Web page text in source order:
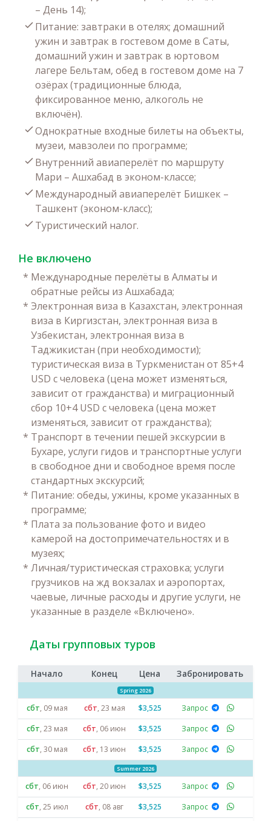
– День 14);
Питание: завтраки в отелях; домашний
ужин и завтрак в гостевом доме в Саты,
домашний ужин и завтрак в юртовом
лагере Бельтам, обед в гостевом доме на 7
озёрах (традиционные блюда,
фиксированное меню, алкоголь не
включён).
Однократные входные билеты на объекты,
музеи, мавзолеи по программе;
Внутренний авиаперелёт по маршруту
Мари – Ашхабад в эконом-классе;
Международный авиаперелёт Бишкек –
Ташкент (эконом-класс);
Туристический налог.
Не включено
* Международные перелёты в Алматы и
обратные рейсы из Ашхабада;
* Электронная виза в Казахстан, электронная
виза в Киргизстан, электронная виза в
Узбекистан, электронная виза в
Таджикистан (при необходимости);
туристическая виза в Туркменистан от 85+4
USD с человека (цена может изменяться,
зависит от гражданства) и миграционный
сбор 10+4 USD с человека (цена может
изменяться, зависит от гражданства);
* Транспорт в течении пешей экскурсии в
Бухаре, услуги гидов и транспортные услуги
в свободное дни и свободное время после
стандартных экскурсий;
* Питание: обеды, ужины, кроме указанных в
программе;
* Плата за пользование фото и видео
камерой на достопримечательностях и в
музеях;
* Личная/туристическая страховка; услуги
грузчиков на жд вокзалах и аэропортах,
чаевые, личные расходы и другие услуги, не
указанные в разделе «Включено».
Даты групповых туров
Начало Конец Цена Забронировать
Spring 2026
сбт, 09 мая сбт, 23 мая $3,525
Запрос
сбт, 23 мая сбт, 06 июн $3,525
Запрос
сбт, 30 мая сбт, 13 июн $3,525 Запрос
Summer 2026
сбт, 06 июн сбт, 20 июн $3,525
Запрос
сбт, 25 июл сбт, 08 авг $3,525
Запрос